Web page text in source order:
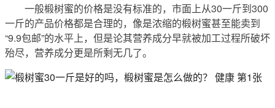
一般椴树蜜的价格是没有标准的，市面上从30一斤到300
一斤的产品价格都是合理的，像是浓缩的椴树蜜甚至能卖到
“9.9包邮”的水平上，但是论其营养成分早就被加工过程所破坏
殆尽，营养成分更是所剩无几了。